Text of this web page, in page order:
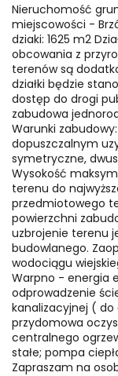
Nieruchomość
miejscowości -
dziaki: 1625 m2
obcowania z
terenów są
działki będzie
dostęp do drogi
zabudowa
Warunki
dopuszczalnym
symetryczne,
Wysokość
terenu do
przedmiotowego
powierzchni
uzbrojenie terenu
budowlanego.
wodociągu
Warpno - energia
odprowadzenie
kanalizacyjnej ( do
przydomowa
centralnego
stałe; pompa
Zapraszam na